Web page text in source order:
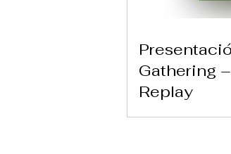
Gathering
Replay